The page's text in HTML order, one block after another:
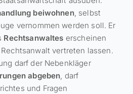
beiwohnen, selbst
vernommen werden soll. Er
Rechtsanwaltes erscheinen
vertreten lassen.
darf der Nebenkläger
abgeben, darf
und Fragen